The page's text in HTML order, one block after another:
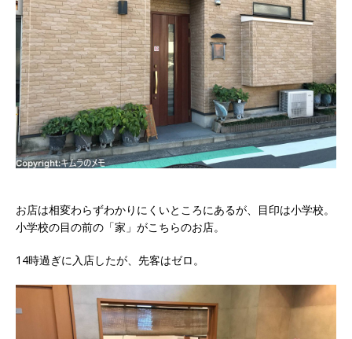
お店は相変わらずわかりにくいところにあるが、目印は小学校。
小学校の目の前の「家」がこちらのお店。
14時過ぎに入店したが、先客はゼロ。